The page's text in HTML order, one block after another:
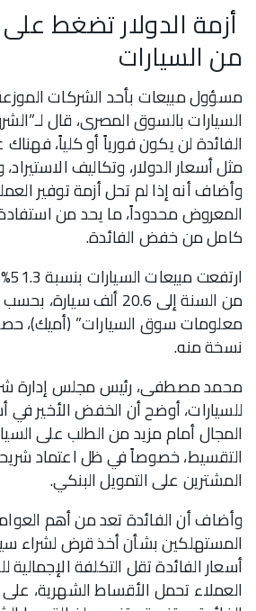
أزمة الدولار تضغط
من السيارات
مسؤول مبيعات بأحد الشركات
السيارات بالسوق المصرى، قال
الفائدة لن يكون فورياً أو كلياً،
مثل أسعار الدولار، وتكاليف
وأضاف أنه إذا لم تحل أزمة توفير
المعروض محدوداً، ما يحد من
كامل من خفض الفائدة.
من السنة إلى 20.6 ألف
معلومات سوق السيارات” (أميك)،
نسخة منه.
محمد مصطفى، رئيس مجلس إدارة
للسيارات، أوضح أن الخفض الأخير في
المجال أمام مزيد من الطلب على
التقسيط، خصوصاً في ظل اعتماد
المشترين على التمويل البنكي.
وأضاف أن الفائدة تعد من أهم
المستهلكين بشأن أخذ قرض لشراء
أسعار الفائدة تقل التكلفة
العملاء تحمل الأقساط الشهرية،